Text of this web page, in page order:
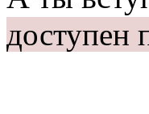
доступен